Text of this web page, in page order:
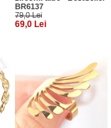
BR6137
79,0 Lei
69,0 Lei